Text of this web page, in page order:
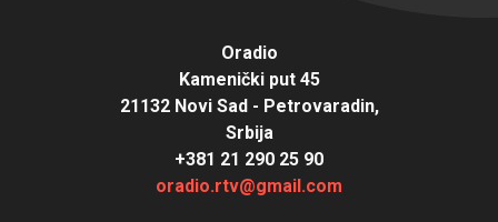
Oradio
Kamenički put 45
21132 Novi Sad - Petrovaradin,
Srbija
+381 21 290 25 90
oradio.rtv@gmail.com